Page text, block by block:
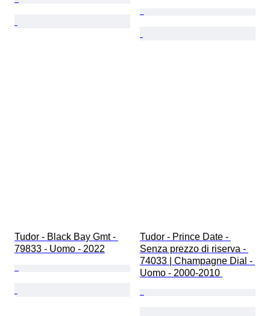
Tudor - Black Bay Gmt -
79833 - Uomo - 2022
Tudor - Prince Date -
Senza prezzo di riserva -
74033 | Champagne Dial -
Uomo - 2000-2010